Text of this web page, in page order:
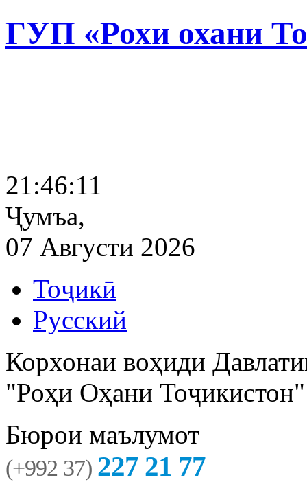
ГУП «Рохи охани
21:46:12
Ҷумъа,
07 Августи 2026
Тоҷикӣ
Русский
Корхонаи воҳиди
"Роҳи Оҳани Тоҷикистон"
Бюрои маълумот
(+992 37) 227 21 77